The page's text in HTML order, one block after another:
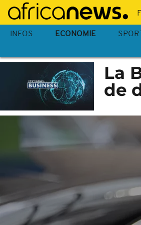
Passer
au
contenu
INFOS ECONOMIE SPORT
La
de